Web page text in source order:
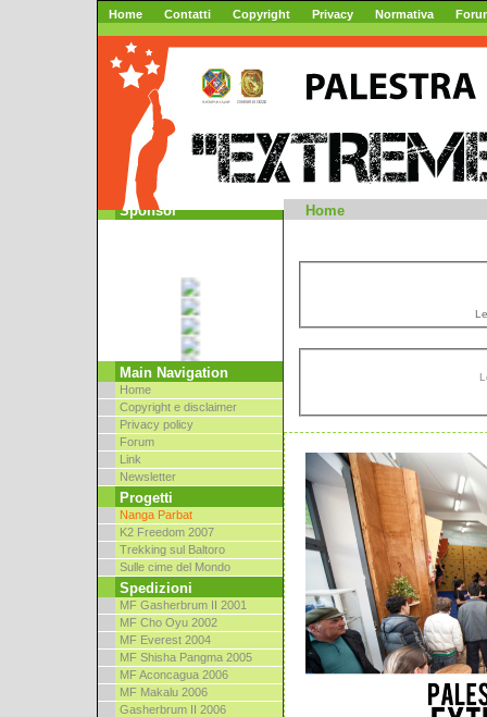
Home Contatti Copyright Privacy Normativa
Sponsor
Main Navigation
Home
Copyright e disclaimer
Privacy policy
Forum
Link
Newsletter
Progetti
Nanga Parbat
K2 Freedom 2007
Trekking sul Baltoro
Sulle cime del Mondo
Spedizioni
MF Gasherbrum II 2001
MF Cho Oyu 2002
MF Everest 2004
MF Shisha Pangma 2005
MF Aconcagua 2006
MF Makalu 2006
Gasherbrum II 2006
Home